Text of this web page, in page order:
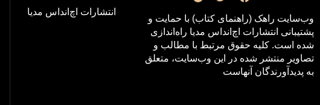
وب‌سایت راهک (راهنمای کتاب) با حمایت و
پشتیبانی انتشارات اچ‌اند‌اس مدیا راه‌اندازی
شده است. کلیه حقوق مرتبط با مطالب و
تصاویر منتشر شده در این وب‌سایت، متعلق
به پدیدآورندگان آنهاست
انتشارات اچ‌اند‌اس مدیا